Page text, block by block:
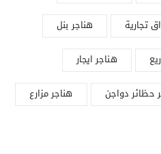
هناجر بنل
تجارية
هناجر ايجار
هناجر مزارع
حظائر دواجن